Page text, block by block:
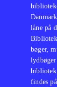
låne på
bøger,
findes